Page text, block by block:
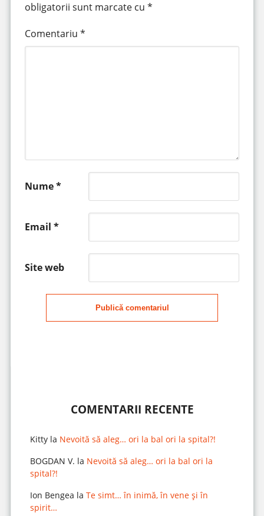
obligatorii sunt marcate cu *
Comentariu *
Nume*
Email *
Site web
Publică comentariul
COMENTARII RECENTE
Kittyla Nevoită să aleg… ori la bal ori la spital?!
BOGDAN V. la Nevoită să aleg… ori la bal ori la
spital?!
Ion Bengea la Te simt… în inimă, în vene și în
spirit…